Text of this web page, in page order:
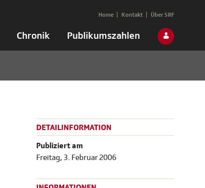
Chronik Publikumszahlen
Home Kontakt Über SRF
DETAILINFORMATION
Publiziert am
Freitag, 3. Februar 2006